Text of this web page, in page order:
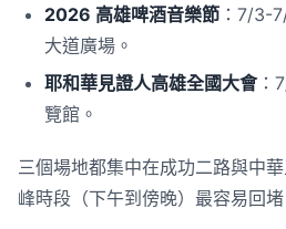
2026 高雄啤酒音樂節 ：7/3-
大道廣場。
耶和華見證人高雄全國大會：
覽館。
三個場地都集中在成功二路與中
峰時段（下午到傍晚）最容易回堵